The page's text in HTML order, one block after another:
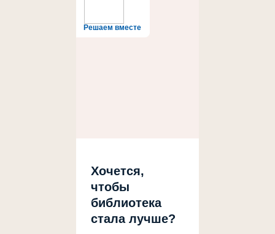
Решаем вместе
Хочется,
чтобы
библиотека
стала лучше?